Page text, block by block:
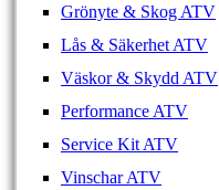
Grönyte & Skog ATV
Lås & Säkerhet ATV
Väskor & Skydd ATV
Performance ATV
Service Kit ATV
Vinschar ATV